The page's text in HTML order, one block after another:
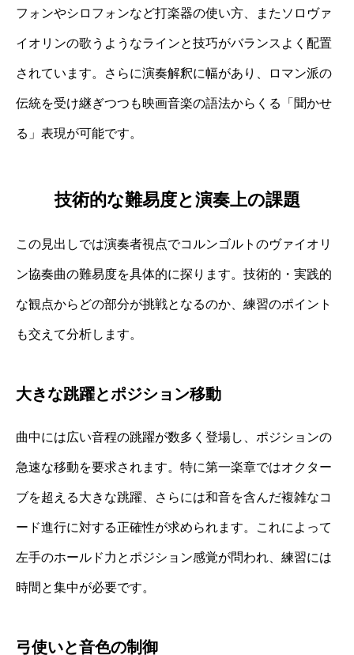
フォンやシロフォンなど打楽器の使い方、またソロヴァ
イオリンの歌うようなラインと技巧がバランスよく配置
されています。さらに演奏解釈に幅があり、ロマン派の
伝統を受け継ぎつつも映画音楽の語法からくる「聞かせ
る」表現が可能です。
技術的な難易度と演奏上の課題
この見出しでは演奏者視点でコルンゴルトのヴァイオリ
ン協奏曲の難易度を具体的に探ります。技術的・実践的
な観点からどの部分が挑戦となるのか、練習のポイント
も交えて分析します。
大きな跳躍とポジション移動
曲中には広い音程の跳躍が数多く登場し、ポジションの
急速な移動を要求されます。特に第一楽章ではオクター
ブを超える大きな跳躍、さらには和音を含んだ複雑なコ
ード進行に対する正確性が求められます。これによって
左手のホールド力とポジション感覚が問われ、練習には
時間と集中が必要です。
弓使いと音色の制御